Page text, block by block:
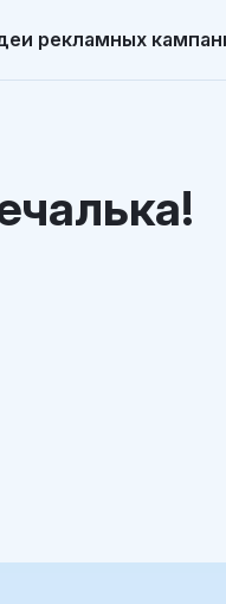
рекламных